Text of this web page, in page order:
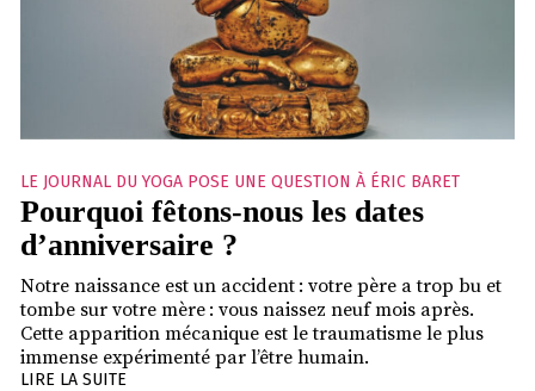
LE JOURNAL DU YOGA POSE UNE QUESTION À ÉRIC BARET
Pourquoi fêtons-nous les dates
d’anniversaire ?
Notre naissance est un accident : votre père a trop bu et
tombe sur votre mère : vous naissez neuf mois après.
Cette apparition mécanique est le traumatisme le plus
immense expérimenté par l’être humain.
LIRE LA SUITE